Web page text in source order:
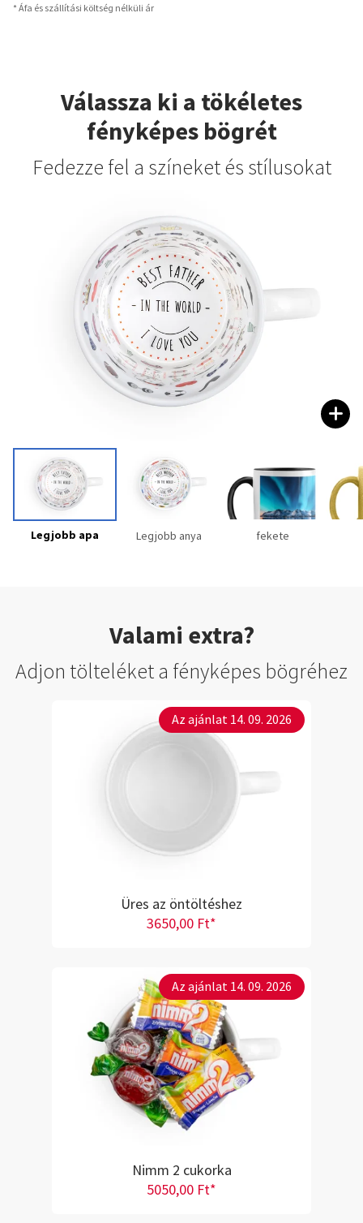
* Áfa és szállítási költség nélküli ár
Válassza ki a tökéletes
fényképes bögrét
Fedezze fel a színeket és stílusokat
Legjobb apa Legjobb anya fekete
Valami extra?
Adjon tölteléket a fényképes bögréhez
Az ajánlat 14. 09. 2026
Üres az öntöltéshez
3650,00 Ft*
Az ajánlat 14. 09. 2026
Nimm 2 cukorka
5050,00 Ft*